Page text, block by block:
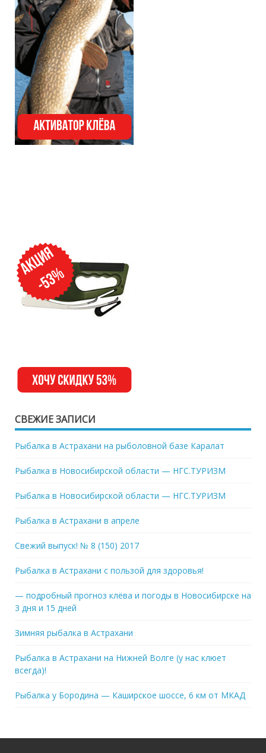
СВЕЖИЕ ЗАПИСИ
Рыбалка в Астрахани на рыболовной базе Каралат
Рыбалка в Новосибирской области — НГС.ТУРИЗМ
Рыбалка в Новосибирской области — НГС.ТУРИЗМ
Рыбалка в Астрахани в апреле
Свежий выпуск! № 8 (150) 2017
Рыбалка в Астрахани с пользой для здоровья!
— подробный прогноз клёва и погоды в Новосибирске на
3 дня и 15 дней
Зимняя рыбалка в Астрахани
Рыбалка в Астрахани на Нижней Волге (у нас клюет
всегда)!
Рыбалка у Бородина — Каширское шоссе, 6 км от МКАД